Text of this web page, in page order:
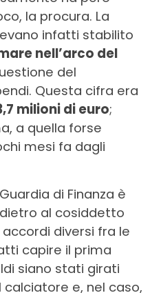
la procura. La
infatti stabilito
nell’arco del
del
Questa cifra era
milioni di euro;
a quella forse
mesi fa dagli
di Finanza è
al cosiddetto
accordi diversi fra le
capire il prima
siano stati girati
e, nel caso,